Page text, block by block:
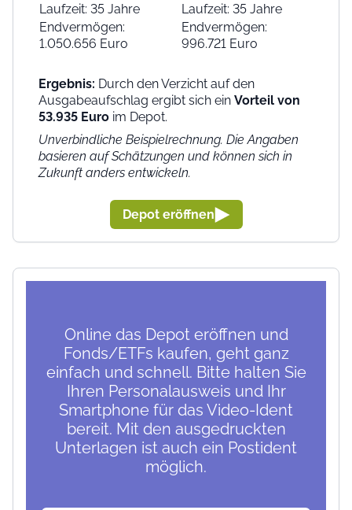
Laufzeit: 35 Jahre
Laufzeit: 35 Jahre
Endvermögen:
1.050.656 Euro
Endvermögen:
996.721 Euro
Ergebnis: Durch den Verzicht auf den
Ausgabeaufschlag ergibt sich ein Vorteil von
53.935 Euro im Depot.
Unverbindliche Beispielrechnung. Die Angaben
basieren auf Schätzungen und können sich in
Zukunft anders entwickeln.
Depot eröffnen
Online das Depot eröffnen und
Fonds/ETFs kaufen, geht ganz
einfach und schnell. Bitte halten Sie
Ihren Personalausweis und Ihr
Smartphone für das Video-Ident
bereit. Mit den ausgedruckten
Unterlagen ist auch ein Postident
möglich.